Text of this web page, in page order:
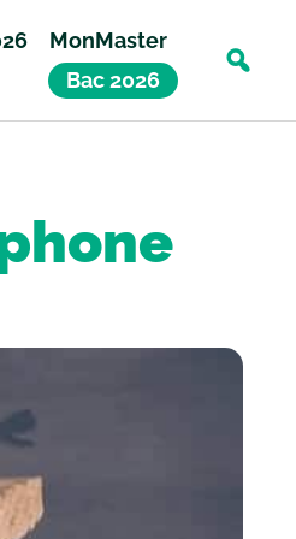
MonMaster
Bac 2026